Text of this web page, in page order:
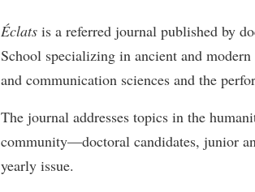
Éclats is a referred journal published by
School specializing in ancient and
and communication sciences and the
The journal addresses topics in the
community—doctoral candidates, junior
yearly issue.